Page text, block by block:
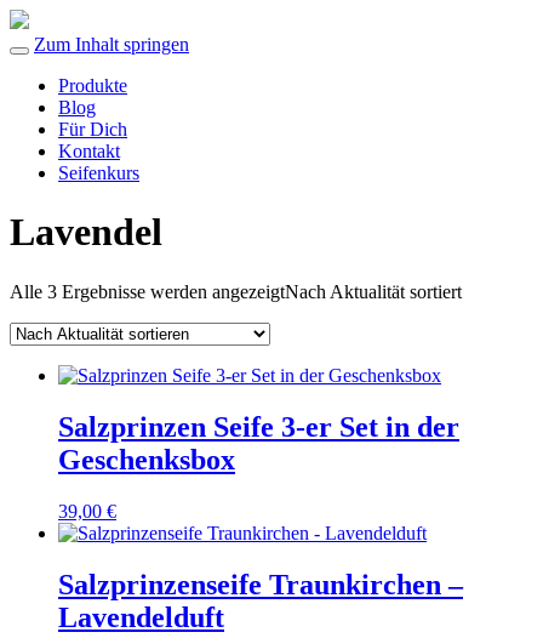
Zum Inhalt springen
Produkte
Blog
Für Dich
Kontakt
Seifenkurs
Lavendel
Alle 3 Ergebnisse werden angezeigtNach Aktualität sortiert
Salzprinzen Seife 3-er Set in der
Geschenksbox
39,00 €
Salzprinzenseife Traunkirchen –
Lavendelduft